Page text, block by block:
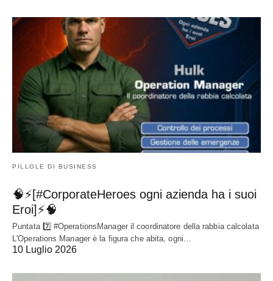
PILLOLE DI BUSINESS
🧠⚡[#CorporateHeroes ogni azienda ha i suoi
Eroi]⚡🧠
Puntata 7️⃣ #OperationsManager il coordinatore della rabbia calcolata
L'Operations Manager è la figura che abita, ogni…
10 Luglio 2026